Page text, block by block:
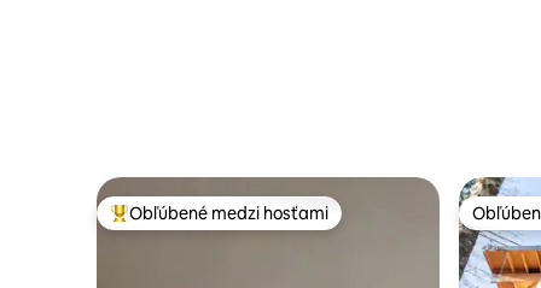
Najobľúbenejšie medzi hosťami
Obľúbené medzi hosťami